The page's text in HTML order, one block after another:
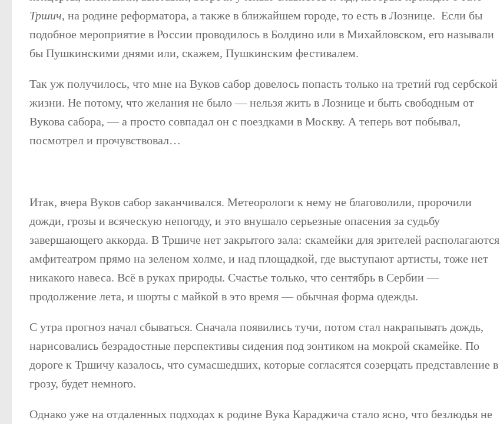
Тршич, на родине реформатора, а также в ближайшем городе, то есть в Лознице. Если бы
подобное мероприятие в России проводилось в Болдино или в Михайловском, его называли
бы Пушкинскими днями или, скажем, Пушкинским фестивалем.
Так уж получилось, что мне на Вуков сабор довелось попасть только на третий год сербской
жизни. Не потому, что желания не было — нельзя жить в Лознице и быть свободным от
Вукова сабора, — а просто совпадал он с поездками в Москву. А теперь вот побывал,
посмотрел и прочувствовал…
Итак, вчера Вуков сабор заканчивался. Метеорологи к нему не благоволили, пророчили
дожди, грозы и всяческую непогоду, и это внушало серьезные опасения за судьбу
завершающего аккорда. В Тршиче нет закрытого зала: скамейки для зрителей располагаются
амфитеатром прямо на зеленом холме, и над площадкой, где выступают артисты, тоже нет
никакого навеса. Всё в руках природы. Счастье только, что сентябрь в Сербии —
продолжение лета, и шорты с майкой в это время — обычная форма одежды.
С утра прогноз начал сбываться. Сначала появились тучи, потом стал накрапывать дождь,
нарисовались безрадостные перспективы сидения под зонтиком на мокрой скамейке. По
дороге к Тршичу казалось, что сумасшедших, которые согласятся созерцать представление в
грозу, будет немного.
Однако уже на отдаленных подходах к родине Вука Караджича стало ясно, что безлюдья не